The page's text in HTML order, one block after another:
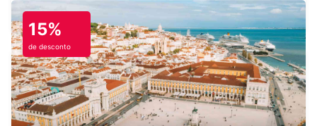
BOURNEMOUTH - UNITED KINGDOM
AEROPORTO DE LONDRES GATWICK
TERMINAL NORTE
15%
de desconto